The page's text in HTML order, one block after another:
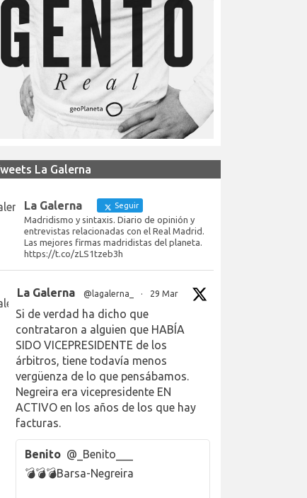
La Galerna
La Galerna Seguir
Madridismo y sintaxis. Diario de opinión y
entrevistas relacionadas con el Real Madrid.
Las mejores firmas madridistas del planeta.
https://t.co/zLS1tzeb3h
La Galerna @lagalerna_ · 29 Mar
Si de verdad ha dicho que
contrataron a alguien que HABÍA
SIDO VICEPRESIDENTE de los
árbitros, tiene todavía menos
vergüenza de lo que pensábamos.
Negreira era vicepresidente EN
ACTIVO en los años de los que hay
facturas.
Benito @_Benito___
💣💣💣Barsa-Negreira